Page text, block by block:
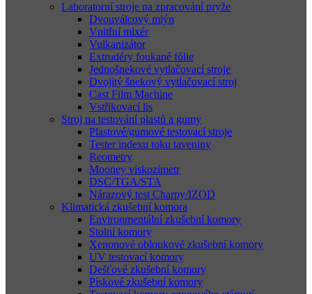
Laboratorní stroje na zpracování pryže
Dvouválcový mlýn
Vnitřní mixér
Vulkanizátor
Extrudéry foukané fólie
Jednošnekové vytlačovací stroje
Dvojitý šnekový vytlačovací stroj
Cast Film Machine
Vstřikovací lis
Stroj na testování plastů a gumy
Plastové/gumové testovací stroje
Tester indexu toku taveniny
Reometry
Mooney viskozimetr
DSC/TGA/STA
Nárazový test Charpy/IZOD
Klimatická zkušební komora
Environmentální zkušební komory
Stolní komory
Xenonové obloukové zkušební komory
UV testovací komory
Dešťové zkušební komory
Pískové zkušební komory